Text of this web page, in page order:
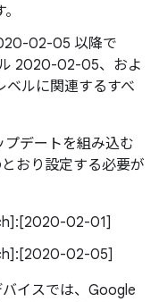
02-05 以降で
2020-02-05、およ
ベルに関連するすべ
デートを組み込む
おり設定する必要が
02-01]
02-05]
イスでは、Google